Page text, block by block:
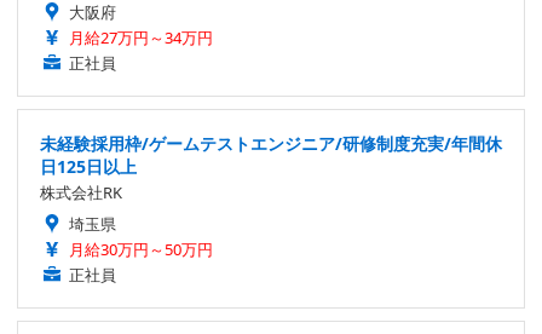
大阪府
月給27万円～34万円
正社員
未経験採用枠/ゲームテストエンジニア/研修制度充実/年間休
日125日以上
株式会社RK
埼玉県
月給30万円～50万円
正社員